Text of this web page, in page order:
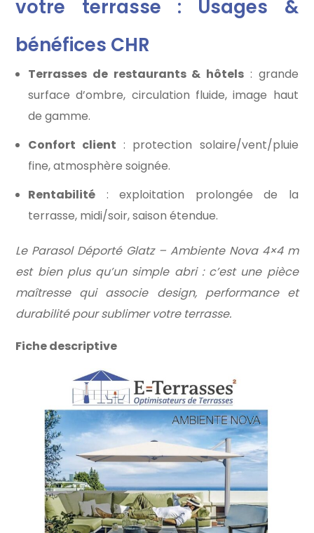
votre terrasse : Usages &
bénéfices CHR
Terrasses de restaurants & hôtels : grande
surface d’ombre, circulation fluide, image haut
de gamme.
Confort client : protection solaire/vent/pluie
fine, atmosphère soignée.
Rentabilité : exploitation prolongée de la
terrasse, midi/soir, saison étendue.
Le Parasol Déporté Glatz – Ambiente Nova 4×4 m
est bien plus qu’un simple abri : c’est une pièce
maîtresse qui associe design, performance et
durabilité pour sublimer votre terrasse.
Fiche descriptive